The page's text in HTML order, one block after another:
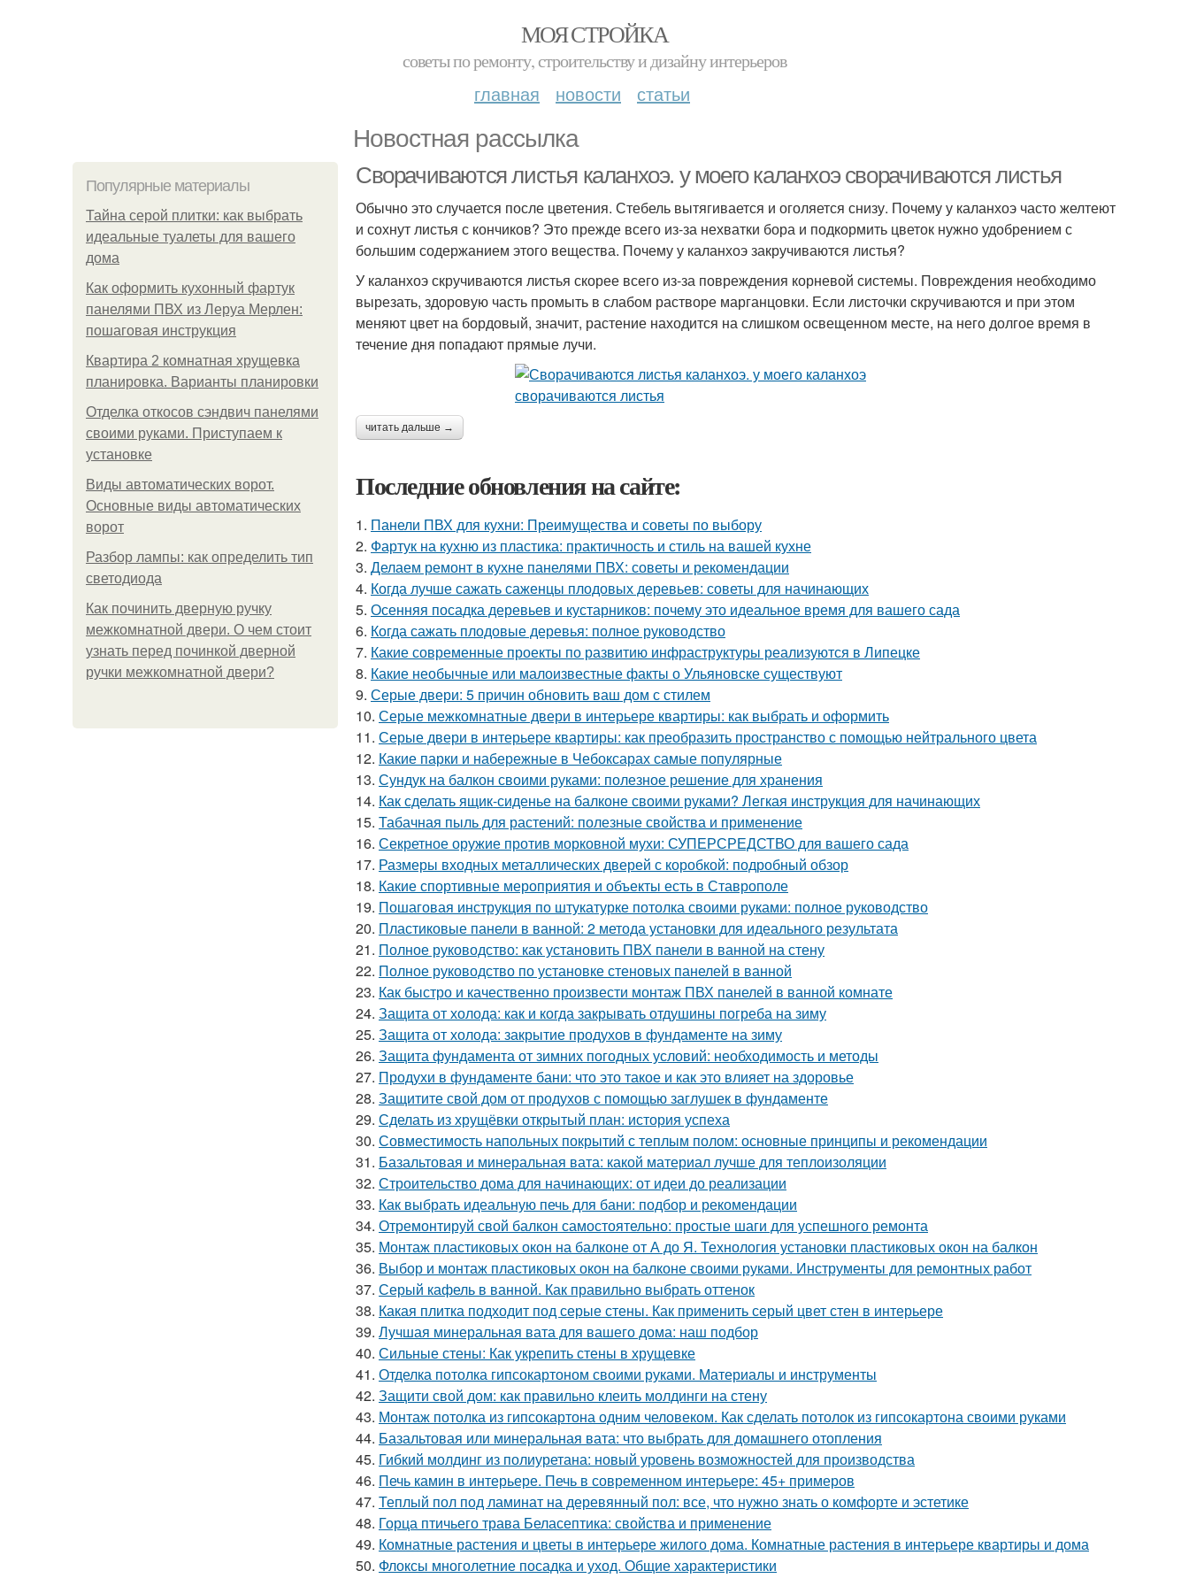
МОЯ СТРОЙКА
советы по ремонту, строительству и дизайну интерьеров
главная новости статьи
Новостная рассылка
Популярные материалы
Тайна серой плитки: как выбрать
идеальные туалеты для вашего
дома
Как оформить кухонный фартук
панелями ПВХ из Леруа Мерлен:
пошаговая инструкция
Квартира 2 комнатная хрущевка
планировка. Варианты планировки
Отделка откосов сэндвич панелями
своими руками. Приступаем к
установке
Виды автоматических ворот.
Основные виды автоматических
ворот
Разбор лампы: как определить тип
светодиода
Как починить дверную ручку
межкомнатной двери. О чем стоит
узнать перед починкой дверной
ручки межкомнатной двери?
Сворачиваются листья каланхоэ. у моего каланхоэ сворачиваются листья
Обычно это случается после цветения. Стебель вытягивается и оголяется снизу. Почему у каланхоэ часто желтеют
и сохнут листья с кончиков? Это прежде всего из-за нехватки бора и подкормить цветок нужно удобрением с
большим содержанием этого вещества. Почему у каланхоэ закручиваются листья?
У каланхоэ скручиваются листья скорее всего из-за повреждения корневой системы. Повреждения необходимо
вырезать, здоровую часть промыть в слабом растворе марганцовки. Если листочки скручиваются и при этом
меняют цвет на бордовый, значит, растение находится на слишком освещенном месте, на него долгое время в
течение дня попадают прямые лучи.
читать дальше →
Последние обновления на сайте:
1. Панели ПВХ для кухни: Преимущества и советы по выбору
2. Фартук на кухню из пластика: практичность и стиль на вашей кухне
3. Делаем ремонт в кухне панелями ПВХ: советы и рекомендации
4. Когда лучше сажать саженцы плодовых деревьев: советы для начинающих
5. Осенняя посадка деревьев и кустарников: почему это идеальное время для вашего сада
6. Когда сажать плодовые деревья: полное руководство
7. Какие современные проекты по развитию инфраструктуры реализуются в Липецке
8. Какие необычные или малоизвестные факты о Ульяновске существуют
9. Серые двери: 5 причин обновить ваш дом с стилем
10. Серые межкомнатные двери в интерьере квартиры: как выбрать и оформить
11. Серые двери в интерьере квартиры: как преобразить пространство с помощью нейтрального цвета
12. Какие парки и набережные в Чебоксарах самые популярные
13. Сундук на балкон своими руками: полезное решение для хранения
14. Как сделать ящик-сиденье на балконе своими руками? Легкая инструкция для начинающих
15. Табачная пыль для растений: полезные свойства и применение
16. Секретное оружие против морковной мухи: СУПЕРСРЕДСТВО для вашего сада
17. Размеры входных металлических дверей с коробкой: подробный обзор
18. Какие спортивные мероприятия и объекты есть в Ставрополе
19. Пошаговая инструкция по штукатурке потолка своими руками: полное руководство
20. Пластиковые панели в ванной: 2 метода установки для идеального результата
21. Полное руководство: как установить ПВХ панели в ванной на стену
22. Полное руководство по установке стеновых панелей в ванной
23. Как быстро и качественно произвести монтаж ПВХ панелей в ванной комнате
24. Защита от холода: как и когда закрывать отдушины погреба на зиму
25. Защита от холода: закрытие продухов в фундаменте на зиму
26. Защита фундамента от зимних погодных условий: необходимость и методы
27. Продухи в фундаменте бани: что это такое и как это влияет на здоровье
28. Защитите свой дом от продухов с помощью заглушек в фундаменте
29. Сделать из хрущёвки открытый план: история успеха
30. Совместимость напольных покрытий с теплым полом: основные принципы и рекомендации
31. Базальтовая и минеральная вата: какой материал лучше для теплоизоляции
32. Строительство дома для начинающих: от идеи до реализации
33. Как выбрать идеальную печь для бани: подбор и рекомендации
34. Отремонтируй свой балкон самостоятельно: простые шаги для успешного ремонта
35. Монтаж пластиковых окон на балконе от А до Я. Технология установки пластиковых окон на балкон
36. Выбор и монтаж пластиковых окон на балконе своими руками. Инструменты для ремонтных работ
37. Серый кафель в ванной. Как правильно выбрать оттенок
38. Какая плитка подходит под серые стены. Как применить серый цвет стен в интерьере
39. Лучшая минеральная вата для вашего дома: наш подбор
40. Сильные стены: Как укрепить стены в хрущевке
41. Отделка потолка гипсокартоном своими руками. Материалы и инструменты
42. Защити свой дом: как правильно клеить молдинги на стену
43. Монтаж потолка из гипсокартона одним человеком. Как сделать потолок из гипсокартона своими руками
44. Базальтовая или минеральная вата: что выбрать для домашнего отопления
45. Гибкий молдинг из полиуретана: новый уровень возможностей для производства
46. Печь камин в интерьере. Печь в современном интерьере: 45+ примеров
47. Теплый пол под ламинат на деревянный пол: все, что нужно знать о комфорте и эстетике
48. Горца птичьего трава Беласептика: свойства и применение
49. Комнатные растения и цветы в интерьере жилого дома. Комнатные растения в интерьере квартиры и дома
50. Флоксы многолетние посадка и уход. Общие характеристики